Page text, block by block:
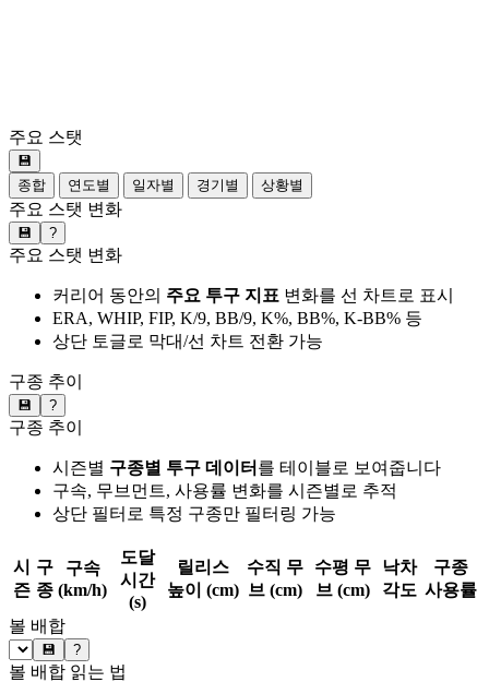
주요 스탯
💾
종합
연도별 일자별 경기별 상황별
주요 스탯 변화
💾 ?
주요 스탯 변화
커리어 동안의 주요 투구 지표 변화를 선 차트로 표시
ERA, WHIP, FIP, K/9, BB/9, K%, BB%, K-BB% 등
상단 토글로 막대/선 차트 전환 가능
구종 추이
💾 ?
구종 추이
시즌별 구종별 투구 데이터 를 테이블로 보여줍니다
구속, 무브먼트, 사용률 변화를 시즌별로 추적
상단 필터로 특정 구종만 필터링 가능
시
즌
구
종
구속
(km/h)
도달
시간
(s)
릴리스
높이 (cm)
수직 무
브 (cm)
수평 무
브 (cm)
낙차
각도
구종
사용률
볼 배합
💾 ?
볼 배합 읽는 법